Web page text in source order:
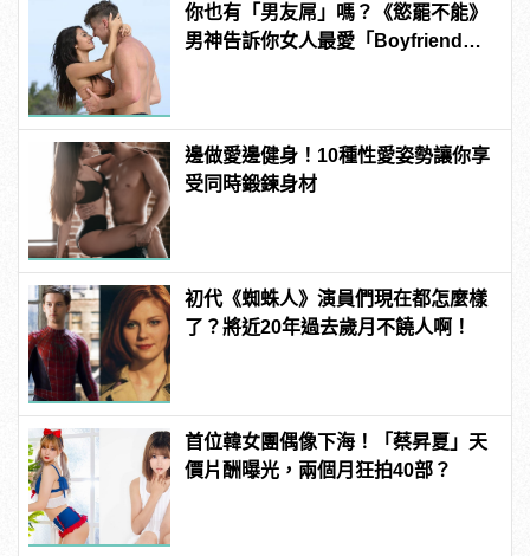
你也有「男友屌」嗎？《慾罷不能》
男神告訴你女人最愛「Boyfriend
邊做愛邊健身！10種性愛姿勢讓你享
受同時鍛鍊身材
初代《蜘蛛人》演員們現在都怎麼樣
了？將近20年過去歲月不饒人啊！
首位韓女團偶像下海！「蔡昇夏」天
價片酬曝光，兩個月狂拍40部？